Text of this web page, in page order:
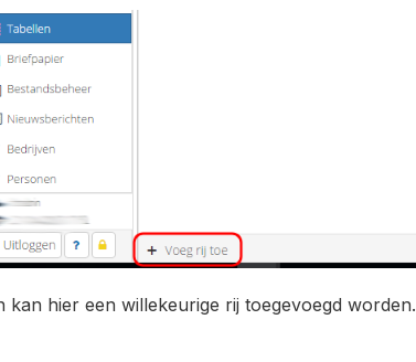
kan hier een willekeurige rij toegevoegd worden.